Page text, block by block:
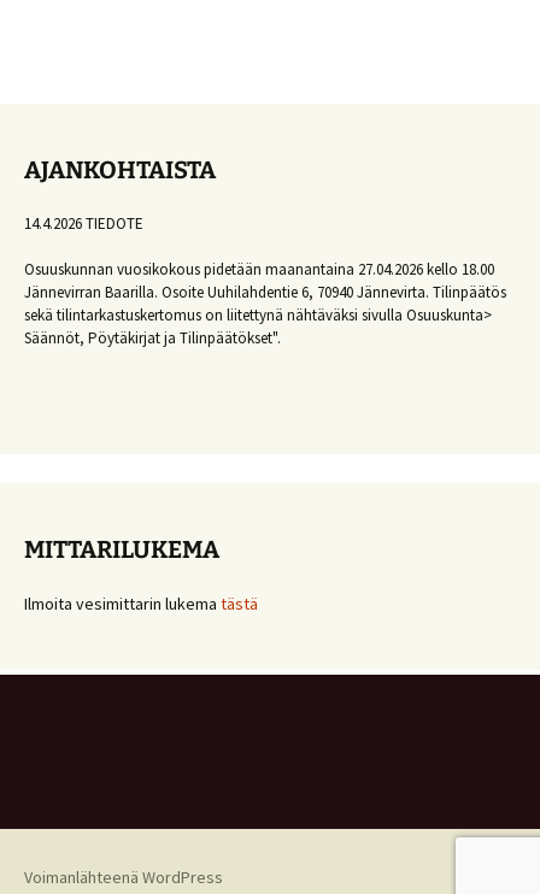
AJANKOHTAISTA
14.4.2026 TIEDOTE
Osuuskunnan vuosikokous pidetään maanantaina 27.04.2026 kello 18.00
Jännevirran Baarilla. Osoite Uuhilahdentie 6, 70940 Jännevirta. Tilinpäätös
sekä tilintarkastuskertomus on liitettynä nähtäväksi sivulla Osuuskunta>
Säännöt, Pöytäkirjat ja Tilinpäätökset".
MITTARILUKEMA
Ilmoita vesimittarin lukema tästä
Voimanlähteenä WordPress